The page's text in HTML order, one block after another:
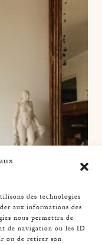
des technologies
aux informations des
nous permettra de
de navigation ou les ID
ou de retirer son